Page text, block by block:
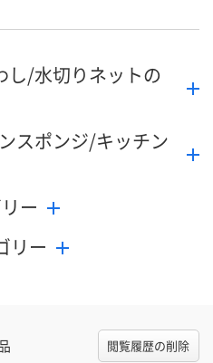
し/水切りネットの
スポンジ/キッチン
ー
リー
閲覧履歴の削除